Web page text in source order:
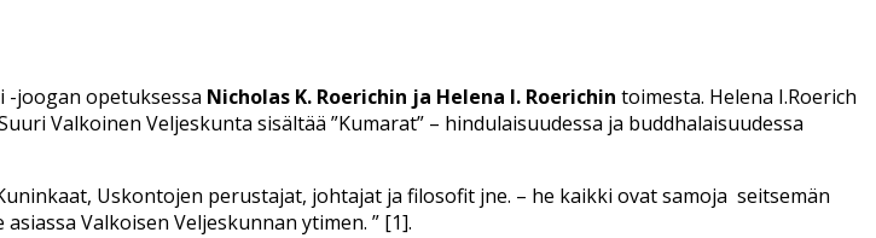
-joogan opetuksessa Nicholas K. Roerichin ja Helena I. Roerichin toimesta. Helena I.Roerich
Valkoinen Veljeskunta sisältää ”Kumarat” – hindulaisuudessa ja buddhalaisuudessa
Uskontojen perustajat, johtajat ja filosofit jne. – he kaikki ovat samoja seitsemän
Valkoisen Veljeskunnan ytimen. ” [1].